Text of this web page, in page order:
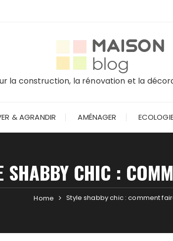
la construction, la rénovation et la
& AGRANDIR AMÉNAGER
SHABBY CHIC :
Home Style shabby chic : comment